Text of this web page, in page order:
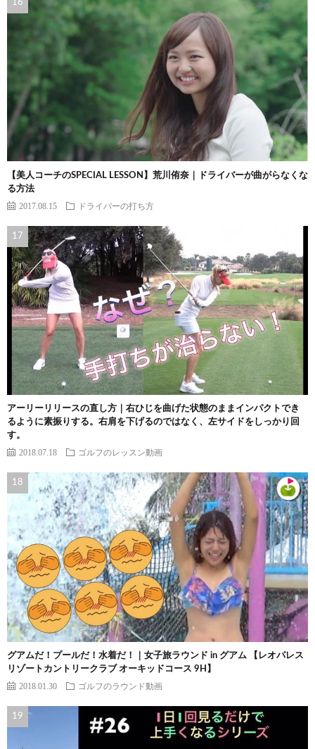
【美人コーチのSPECIAL LESSON】荒川侑奈｜ドライバーが曲がらなくな
る方法
2017.08.15 ドライバーの打ち方
アーリーリリースの直し方｜右ひじを曲げた状態のままインパクトでき
るように素振りする。右肩を下げるのではなく、左サイドをしっかり回
す。
2018.07.18 ゴルフのレッスン動画
グアムだ！プールだ！水着だ！｜女子旅ラウンド in グアム 【レオパレス
リゾートカントリークラブ オーキッドコース 9H】
2018.01.30 ゴルフのラウンド動画